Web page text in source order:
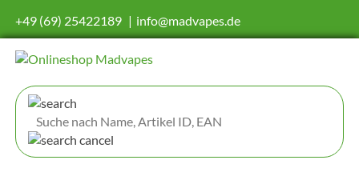
+49 (69) 25422189 info@madvapes.de